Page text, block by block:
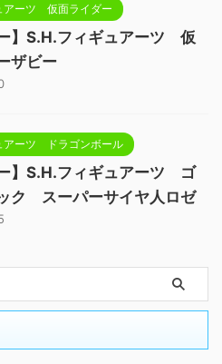
アーツ 仮面ライダー
ー】S.H.フィギュアーツ 仮
ザビー
アーツ ドラゴンボール
ー】S.H.フィギュアーツ ゴ
ク スーパーサイヤ人ロゼ